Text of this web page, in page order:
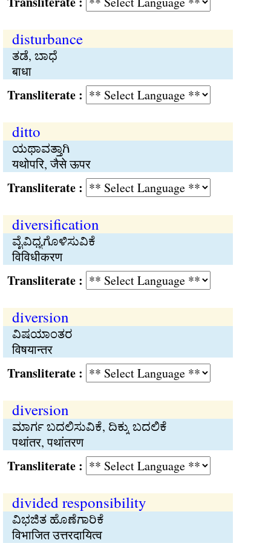
disturbance
ತಡೆ, ಬಾಧೆ
बाधा
:
ditto
ಯಥಾವತ್ತಾಗಿ
यथोपरि, जैसे ऊपर
:
diversification
ವೈವಿಧ್ಯಗೊಳಿಸುವಿಕೆ
विविधीकरण
:
diversion
ವಿಷಯಾಂತರ
विषयान्तर
:
diversion
ಮಾರ್ಗ ಬದಲಿಸುವಿಕೆ, ದಿಕ್ಕು ಬದಲಿಕೆ
पथांतर, पथांतरण
:
divided responsibility
ವಿಭಜಿತ ಹೊಣೆಗಾರಿಕೆ
विभाजित उत्तरदायित्व